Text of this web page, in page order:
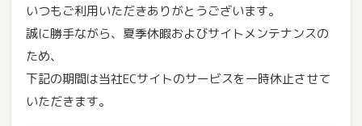
いつもご利用いただきありがとうございます。
誠に勝手ながら、夏季休暇およびサイトメンテナンスの
ため、
下記の期間は当社ECサイトのサービスを一時休止させて
いただきます。